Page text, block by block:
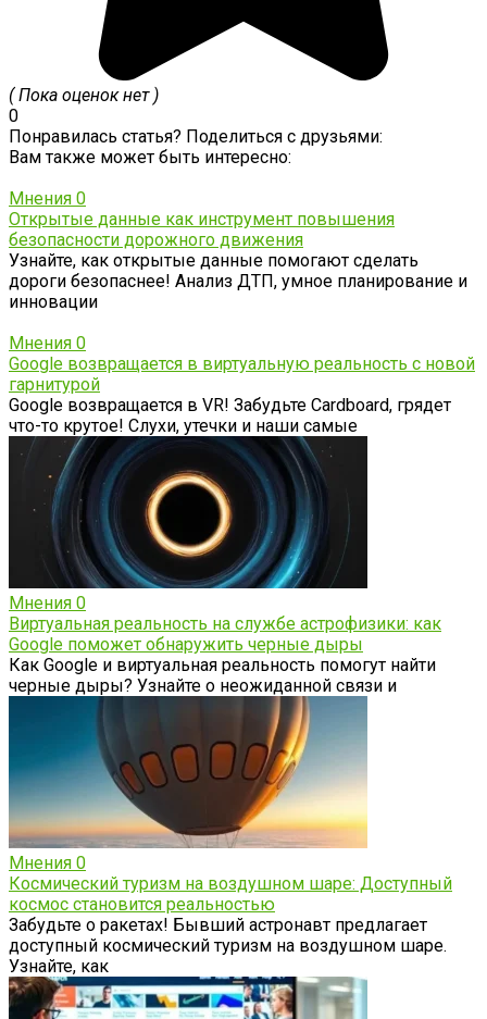
( Пока оценок нет )
0
Понравилась статья? Поделиться с друзьями:
Вам также может быть интересно:
Мнения 0
Открытые данные как инструмент повышения
безопасности дорожного движения
Узнайте, как открытые данные помогают сделать
дороги безопаснее! Анализ ДТП, умное планирование и
инновации
Мнения 0
Google возвращается в виртуальную реальность с новой
гарнитурой
Google возвращается в VR! Забудьте Cardboard, грядет
что-то крутое! Слухи, утечки и наши самые
Мнения 0
Виртуальная реальность на службе астрофизики: как
Google поможет обнаружить черные дыры
Как Google и виртуальная реальность помогут найти
черные дыры? Узнайте о неожиданной связи и
Мнения 0
Космический туризм на воздушном шаре: Доступный
космос становится реальностью
Забудьте о ракетах! Бывший астронавт предлагает
доступный космический туризм на воздушном шаре.
Узнайте, как